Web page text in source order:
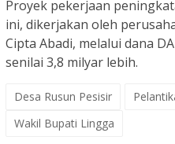
Proyek pekerjaan
ini, dikerjakan oleh
Cipta Abadi, melalui dana
senilai 3,8 milyar lebih.
Desa Rusun Pesisir
Wakil Bupati Lingga